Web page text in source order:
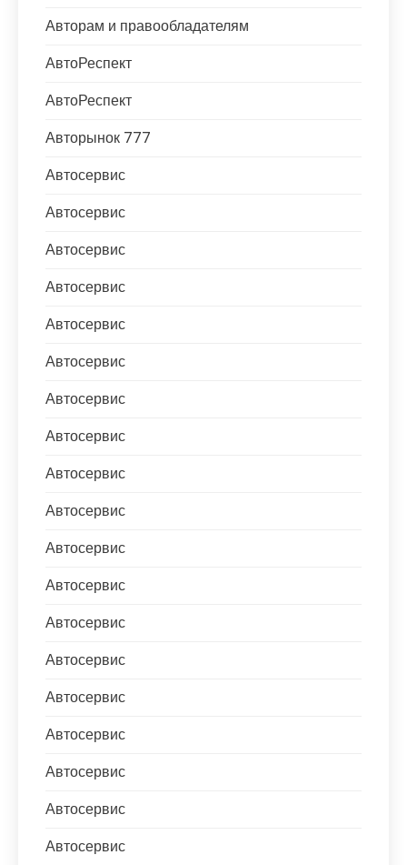
Авторам и правообладателям
АвтоРеспект
АвтоРеспект
Авторынок 777
Автосервис
Автосервис
Автосервис
Автосервис
Автосервис
Автосервис
Автосервис
Автосервис
Автосервис
Автосервис
Автосервис
Автосервис
Автосервис
Автосервис
Автосервис
Автосервис
Автосервис
Автосервис
Автосервис